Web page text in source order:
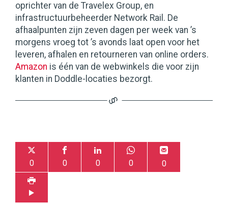
oprichter van de Travelex Group, en
infrastructuurbeheerder Network Rail. De
afhaalpunten zijn zeven dagen per week van ’s
morgens vroeg tot ’s avonds laat open voor het
leveren, afhalen en retourneren van online orders.
Amazon is één van de webwinkels die voor zijn
klanten in Doddle-locaties bezorgt.
0 0 0 0 0